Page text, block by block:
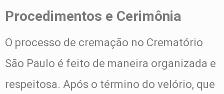
Procedimentos e Cerimônia
O processo de cremação no Crematório
São Paulo é feito de maneira organizada e
respeitosa. Após o término do velório, que